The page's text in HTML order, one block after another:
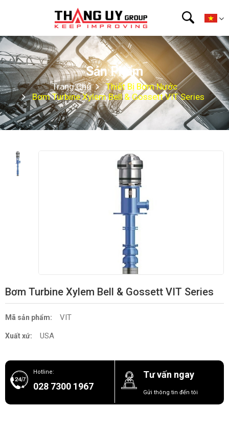
Sản Phẩm
Trang Chủ
Thiết Bị Bơm Nước
Bơm Turbine Xylem Bell & Gossett VIT Series
Bơm Turbine Xylem Bell & Gossett VIT Series
Mã sản phẩm: VIT
Xuất xứ: USA
Hotline:
028 7300 1967
Tư vấn ngay
Gửi thông tin đến tôi